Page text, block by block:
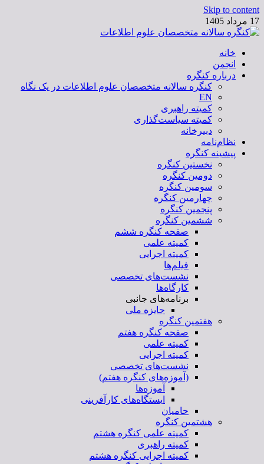
Skip to content
17 مرداد 1405
کنگره سالانه متخصصان علوم اطلاعات
خانه
انجمن
درباره کنگره
کنگره سالانه متخصصان علوم اطلاعات در یک نگاه
EN
کمیته راهبری
کمیته سیاست‌گذاری
دبیرخانه
نظام‌نامه
پیشینه کنگره
نخستین کنگره
دومین کنگره
سومین کنگره
چهارمین کنگره
پنجمین کنگره
ششمین کنگره
صفحه کنگره ششم
کمیته علمی
کمیته اجرایی
فیلم‌ها
نشست‌های تخصصی
کارگاه‌ها
برنامه‌های جانبی
جایزه ملی
هفتمین کنگره
صفحه کنگره هفتم
کمیته علمی
کمیته اجرایی
نشست‌های تخصصی
(آموزه‌های کنگره هفتم)
آموزه‌ها
ایستگاه‌های کارآفرینی
حامیان
هشتمین کنگره
کمیته علمی کنگره هشتم
کمیته راهبری
کمیته اجرایی کنگره هشتم